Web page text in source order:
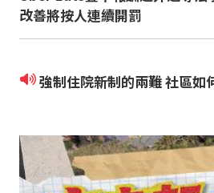
改善將按人連續開罰
強制住院新制的兩難 社區如